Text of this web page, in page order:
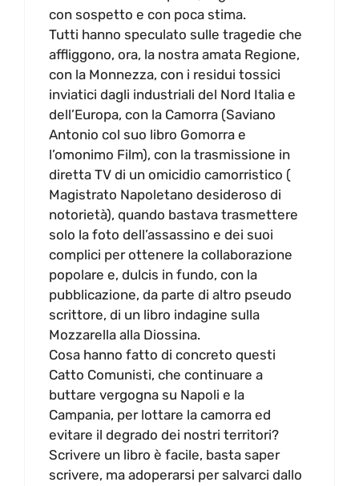
con sospetto e con poca stima.
Tutti hanno speculato sulle tragedie che
affliggono, ora, la nostra amata Regione,
con la Monnezza, con i residui tossici
inviatici dagli industriali del Nord Italia e
dell’Europa, con la Camorra (Saviano
Antonio col suo libro Gomorra e
l’omonimo Film), con la trasmissione in
diretta TV di un omicidio camorristico (
Magistrato Napoletano desideroso di
notorietà), quando bastava trasmettere
solo la foto dell’assassino e dei suoi
complici per ottenere la collaborazione
popolare e, dulcis in fundo, con la
pubblicazione, da parte di altro pseudo
scrittore, di un libro indagine sulla
Mozzarella alla Diossina.
Cosa hanno fatto di concreto questi
Catto Comunisti, che continuare a
buttare vergogna su Napoli e la
Campania, per lottare la camorra ed
evitare il degrado dei nostri territori?
Scrivere un libro è facile, basta saper
scrivere, ma adoperarsi per salvarci dallo